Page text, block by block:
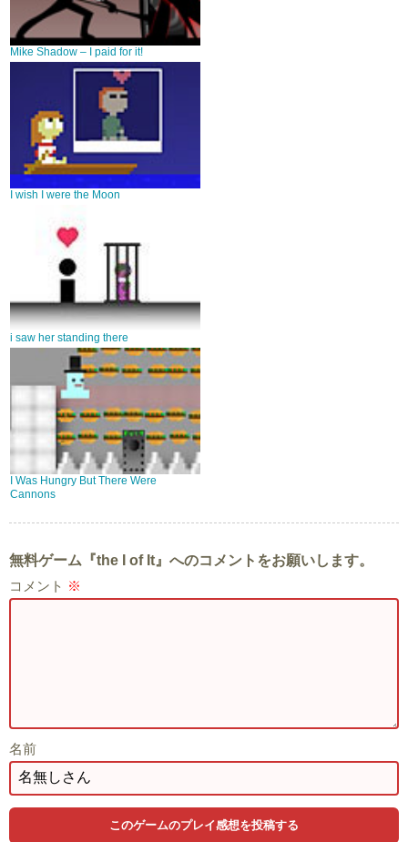
Mike Shadow – I paid for it!
I wish I were the Moon
i saw her standing there
I Was Hungry But There Were
Cannons
無料ゲーム『the I of It』へのコメントをお願いします。
コメント ※
名前